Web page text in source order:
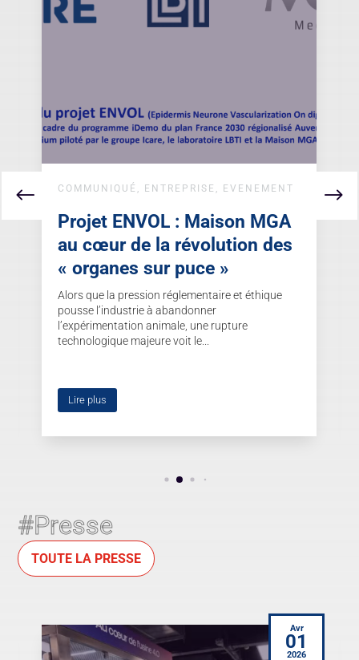
COMMUNIQUÉ , ENTREPRISE , EVENEMENT
Projet ENVOL : Maison MGA
au cœur de la révolution des
« organes sur puce »
Alors que la pression réglementaire et éthique
pousse l’industrie à abandonner
l’expérimentation animale, une rupture
technologique majeure voit le...
Lire plus
#Presse
TOUTE LA PRESSE
Avr
01
2026